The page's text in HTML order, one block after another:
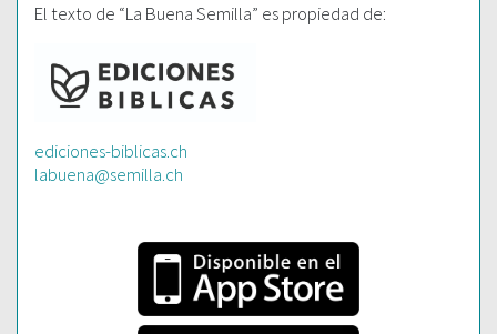
El texto de “La Buena Semilla” es propiedad de:
ediciones-biblicas.ch
labuena@semilla.ch